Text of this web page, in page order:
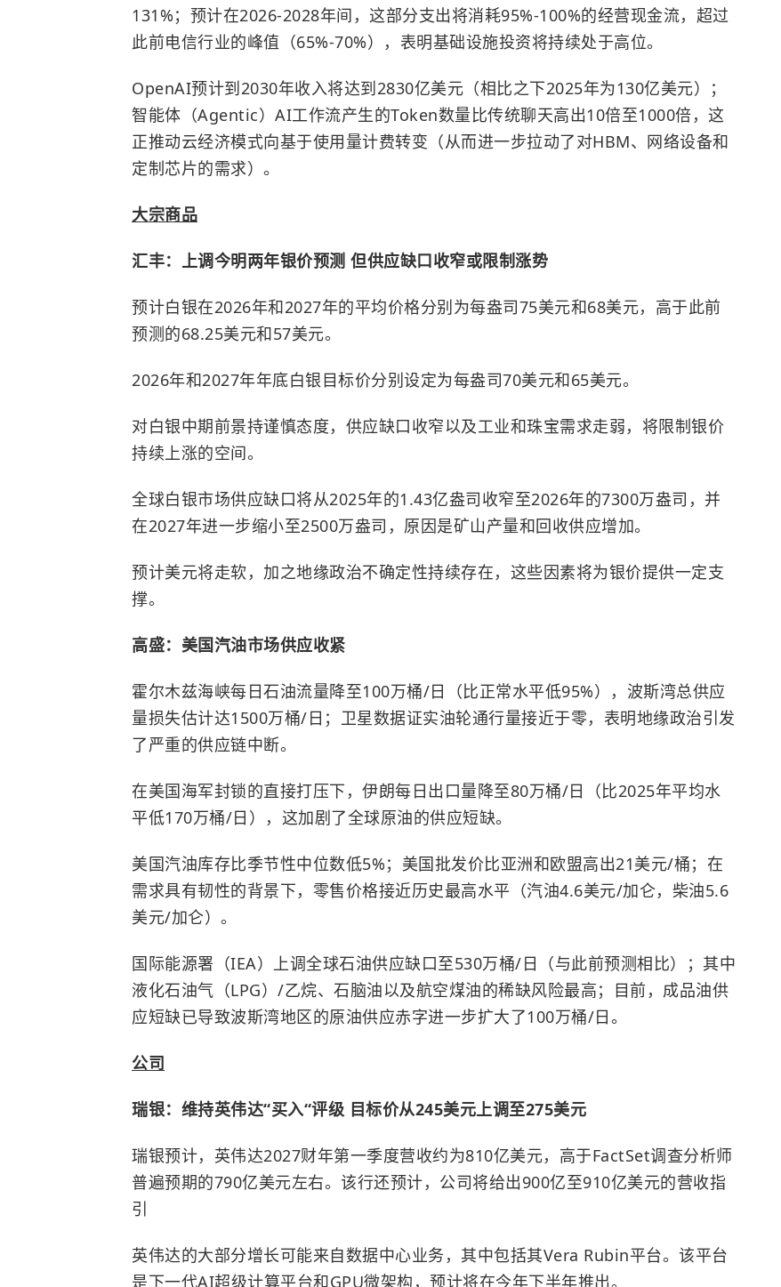
131%；预计在2026-2028年间，这部分支出将消耗95%-100%的经营现金流，超过
此前电信行业的峰值（65%-70%），表明基础设施投资将持续处于高位。
OpenAI预计到2030年收入将达到2830亿美元（相比之下2025年为130亿美元）；
智能体（Agentic）AI工作流产生的Token数量比传统聊天高出10倍至1000倍，这
正推动云经济模式向基于使用量计费转变（从而进一步拉动了对HBM、网络设备和
定制芯片的需求）。
大宗商品
汇丰：上调今明两年银价预测 但供应缺口收窄或限制涨势
预计白银在2026年和2027年的平均价格分别为每盎司75美元和68美元，高于此前
预测的68.25美元和57美元。
2026年和2027年年底白银目标价分别设定为每盎司70美元和65美元。
对白银中期前景持谨慎态度，供应缺口收窄以及工业和珠宝需求走弱，将限制银价
持续上涨的空间。
全球白银市场供应缺口将从2025年的1.43亿盎司收窄至2026年的7300万盎司，并
在2027年进一步缩小至2500万盎司，原因是矿山产量和回收供应增加。
预计美元将走软，加之地缘政治不确定性持续存在，这些因素将为银价提供一定支
撑。
高盛：美国汽油市场供应收紧
霍尔木兹海峡每日石油流量降至100万桶/日（比正常水平低95%），波斯湾总供应
量损失估计达1500万桶/日；卫星数据证实油轮通行量接近于零，表明地缘政治引发
了严重的供应链中断。
在美国海军封锁的直接打压下，伊朗每日出口量降至80万桶/日（比2025年平均水
平低170万桶/日），这加剧了全球原油的供应短缺。
美国汽油库存比季节性中位数低5%；美国批发价比亚洲和欧盟高出21美元/桶；在
需求具有韧性的背景下，零售价格接近历史最高水平（汽油4.6美元/加仑，柴油5.6
美元/加仑）。
国际能源署（IEA）上调全球石油供应缺口至530万桶/日（与此前预测相比）；其中
液化石油气（LPG）/乙烷、石脑油以及航空煤油的稀缺风险最高；目前，成品油供
应短缺已导致波斯湾地区的原油供应赤字进一步扩大了100万桶/日。
公司
瑞银：维持英伟达“买入“评级 目标价从245美元上调至275美元
瑞银预计，英伟达2027财年第一季度营收约为810亿美元，高于FactSet调查分析师
普遍预期的790亿美元左右。该行还预计，公司将给出900亿至910亿美元的营收指
引
英伟达的大部分增长可能来自数据中心业务，其中包括其Vera Rubin平台。该平台
是下一代AI超级计算平台和GPU微架构，预计将在今年下半年推出。